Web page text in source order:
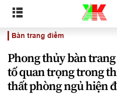
Bàn trang điểm
Phong thủy bàn
tố quan trọng trong
thất phòng ngủ hiện